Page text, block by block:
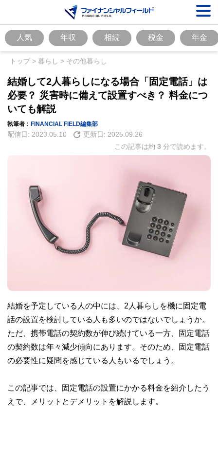
人気 年収 相続 税金 年金
トップ> 暮らし > その他暮らし
結婚して2人暮らしになる場合「固定電話」は
必要？ 災害時に備えて設置すべき？ 料金につ
いても解説
執筆者 : FINANCIAL FIELD編集部
配信日: 2023.05.10 更新日: 2025.09.26
この記事は約 3 分で読めます。
結婚を予定している人の中には、2人暮らしを機に固定電
話の設置を検討している人も多いのではないでしょうか。
ただ、携帯電話の契約数が伸び続けている一方、固定電話
の契約数は年々減少傾向にあります。そのため、固定電話
の必要性に疑問を感じている人もいるでしょう。
この記事では、固定電話の設置にかかる料金を紹介したう
えで、メリットとデメリットを解説します。